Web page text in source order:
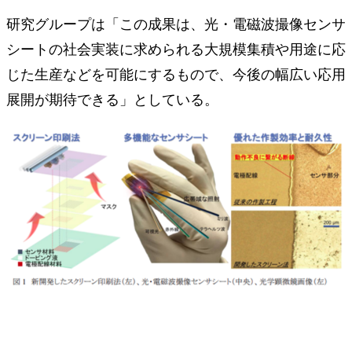
研究グループは「この成果は、光・電磁波撮像センサ
シートの社会実装に求められる大規模集積や用途に応
じた生産などを可能にするもので、今後の幅広い応用
展開が期待できる」としている。